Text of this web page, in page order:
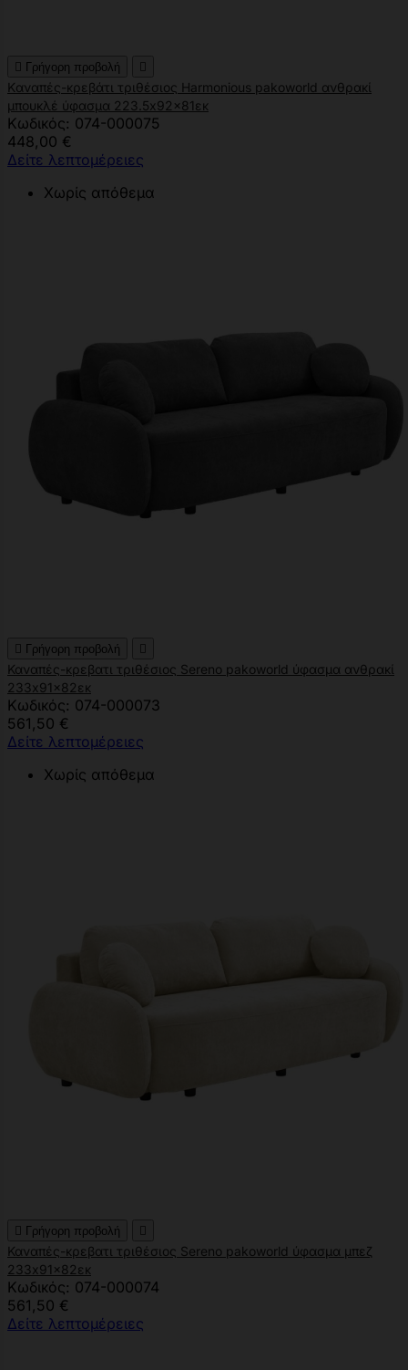
 Γρήγορη προβολή 
Kαναπές-κρεβάτι τριθέσιος Harmonious pakoworld ανθρακί
μπουκλέ ύφασμα 223.5x92x81εκ
Κωδικός: 074-000075
448,00 €
Δείτε λεπτομέρειες
Χωρίς απόθεμα
 Γρήγορη προβολή 
Καναπές-κρεβατι τριθέσιος Sereno pakoworld ύφασμα ανθρακί
233x91x82εκ
Κωδικός: 074-000073
561,50 €
Δείτε λεπτομέρειες
Χωρίς απόθεμα
 Γρήγορη προβολή 
Καναπές-κρεβατι τριθέσιος Sereno pakoworld ύφασμα μπεζ
233x91x82εκ
Κωδικός: 074-000074
561,50 €
Δείτε λεπτομέρειες